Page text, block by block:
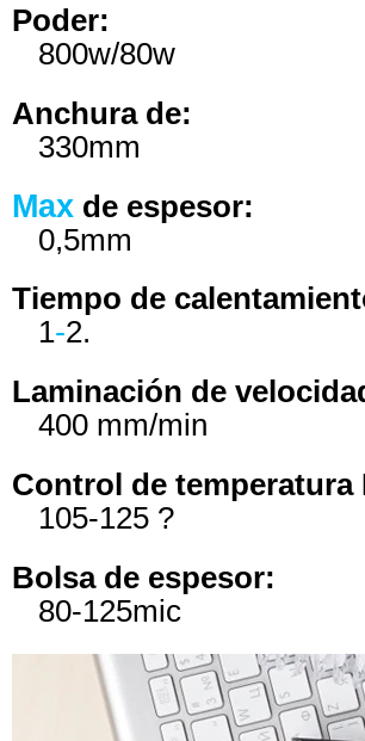
Poder:
800w/80w
Anchura de:
330mm
Max de espesor:
0,5mm
Tiempo de
1-2.
Laminación de
400 mm/min
Control de temperatura
105-125 ?
Bolsa de espesor:
80-125mic